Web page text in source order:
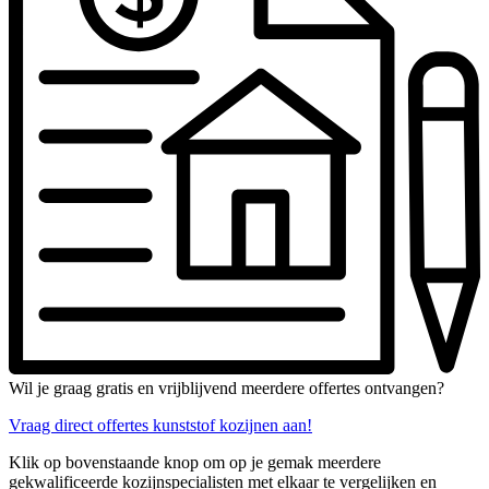
Wil je graag gratis en vrijblijvend meerdere offertes ontvangen?
Vraag direct offertes kunststof kozijnen aan!
Klik op bovenstaande knop om op je gemak meerdere
gekwalificeerde kozijnspecialisten met elkaar te vergelijken en